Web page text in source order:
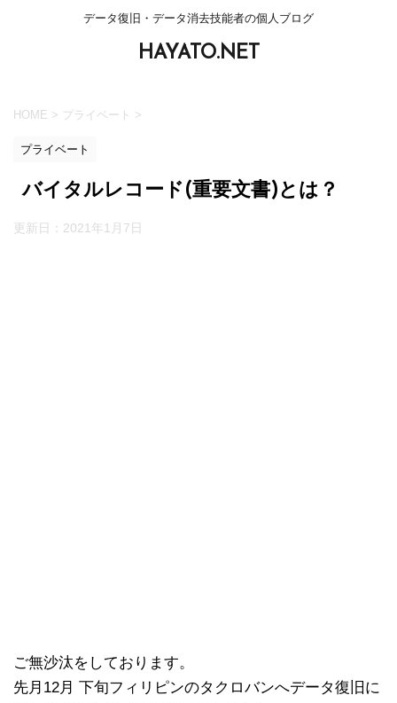
データ復旧・データ消去技能者の個人ブログ
HAYATO.NET
HOME > プライベート >
プライベート
バイタルレコード(重要文書)とは？
更新日： 2021年1月7日
ご無沙汰をしております。
先月12月 下旬フィリピンのタクロバンへデータ復旧に